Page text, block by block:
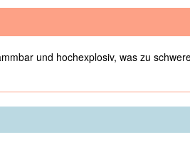
und hochexplosiv, was zu